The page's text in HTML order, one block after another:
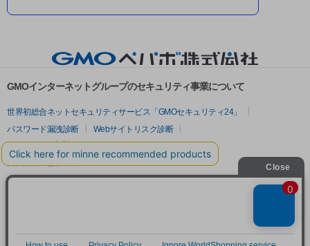
GMOインターネットグループのセキュリティ事業について
世界初総合ネットセキュリティサービス「GMOセキュリティ24」
パスワード漏洩診断
Webサイトリスク診断
セキュリティ相談AIチャットボット
実在証明・盗聴対策
サイバー攻撃対策（GMOサイバーセキュリティ byイエラエ）